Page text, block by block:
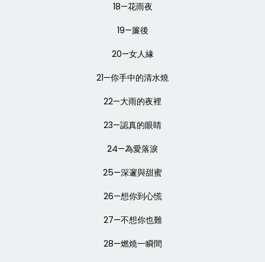
18—花雨夜
19—簾後
20—女人緣
21—你手中的清水燒
22—大雨的夜裡
23—認真的眼睛
24—為愛落淚
25—深邃與甜蜜
26—想你到心慌
27—不想你也難
28—燃燒一瞬間